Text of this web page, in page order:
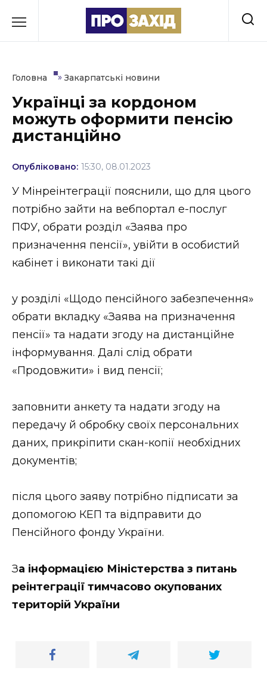
до
Культура
Освіта
Події
Політика
Соціум
Втрачений Ужгород (відеоверсія)
НОВИНИ ЗАХІДНОЇ УКРАЇНИ
ФОТО
Головна » Закарпатські новини
Українці за кордоном
можуть оформити пенсію
дистанційно
Опубліковано: 15:30, 08.01.2023
У Мінреінтеграції пояснили, що для цього
потрібно зайти на вебпортал е-послуг
ПФУ, обрати розділ «Заява про
призначення пенсії», увійти в особистий
кабінет і виконати такі дії
у розділі «Щодо пенсійного забезпечення»
обрати вкладку «Заява на призначення
пенсії» та надати згоду на дистанційне
інформування. Далі слід обрати
«Продовжити» і вид пенсії;
заповнити анкету та надати згоду на
передачу й обробку своїх персональних
даних, прикріпити скан-копії необхідних
документів;
після цього заяву потрібно підписати за
допомогою КЕП та відправити до
Пенсійного фонду України.
За інформацією Міністерства з питань
реінтеграції тимчасово окупованих
територій України